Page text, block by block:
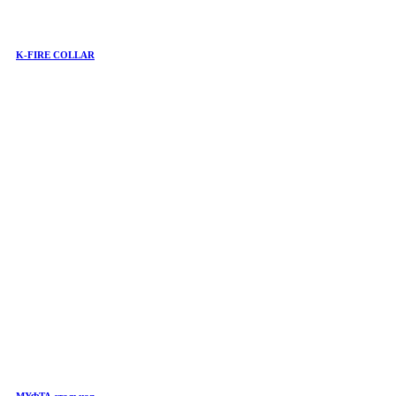
K-FIRE COLLAR